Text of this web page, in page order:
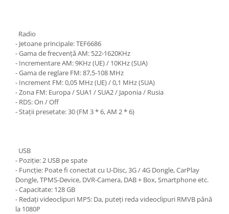
Radio
- Jetoane principale: TEF6686
- Gama de frecvență AM: 522-1620KHz
- Incrementare AM: 9KHz (UE) / 10KHz (SUA)
- Gama de reglare FM: 87,5-108 MHz
- Increment FM: 0,05 MHz (UE) / 0,1 MHz (SUA)
- Zona FM: Europa / SUA1 / SUA2 / Japonia / Rusia
- RDS: On / Off
- Stații presetate: 30 (FM 3 * 6, AM 2 * 6)
USB
- Poziție: 2 USB pe spate
- Funcție: Poate fi conectat cu U-Disc, 3G / 4G Dongle, CarPlay
Dongle, TPMS-Device, DVR-Camera, DAB + Box, Smartphone etc.
- Capacitate: 128 GB
- Redați videoclipuri MP5: Da, puteți reda videoclipuri RMVB până
la 1080P